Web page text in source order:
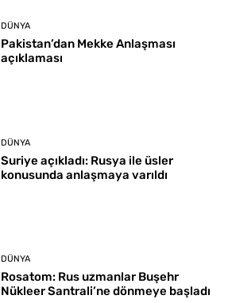
DÜNYA
Pakistan’dan Mekke Anlaşması
açıklaması
DÜNYA
Suriye açıkladı: Rusya ile üsler
konusunda anlaşmaya varıldı
DÜNYA
Rosatom: Rus uzmanlar Buşehr
Nükleer Santrali’ne dönmeye başladı